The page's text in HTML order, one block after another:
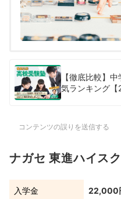
【徹底比較】
気ランキング【
コンテンツの誤りを送信する
ナガセ 東進ハイス
入学金 22,000